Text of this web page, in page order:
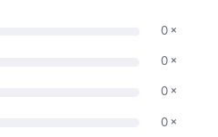
0 ×
0 ×
0 ×
0 ×